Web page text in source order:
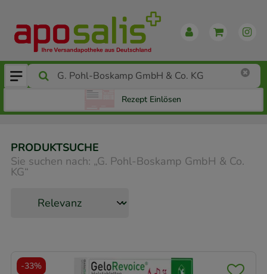
Rezept Einlösen
PRODUKTSUCHE
Sie suchen nach: „G. Pohl-Boskamp GmbH & Co.
KG“
-33%